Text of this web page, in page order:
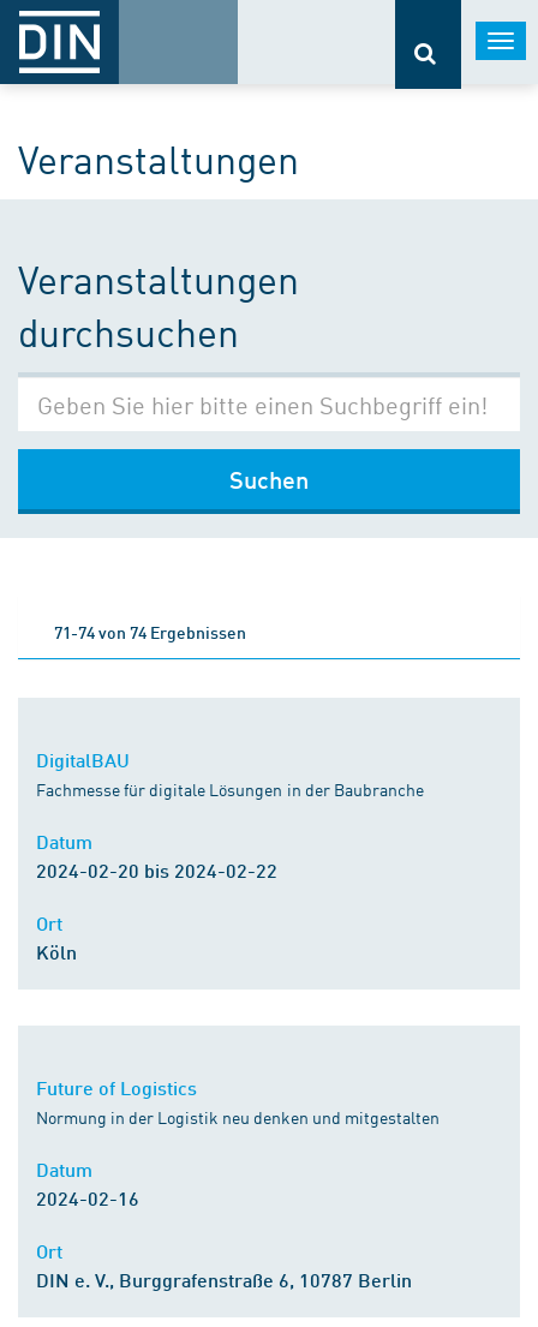
Veranstaltungen
Veranstaltungen
durchsuchen
Suchen
71-74 von 74 Ergebnissen
DigitalBAU
Fachmesse für digitale Lösungen in der Baubranche
2024-02-20 bis 2024-02-22
Köln
Future of Logistics
Normung in der Logistik neu denken und mitgestalten
2024-02-16
DIN e. V., Burggrafenstraße 6, 10787 Berlin